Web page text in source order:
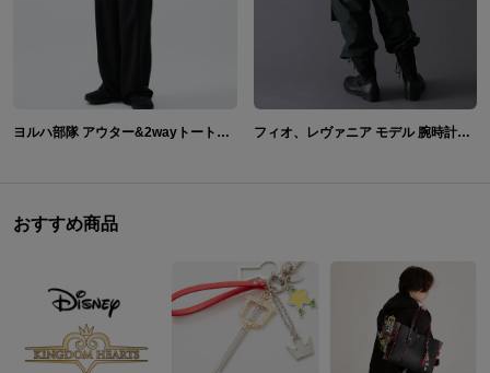
ヨルハ部隊 アウター&2wayトートバッグ NieR:Automata フィオ、レヴァニア モデル 腕時計＆バッグ＆財布 NieR Re[in]carnation
おすすめ商品